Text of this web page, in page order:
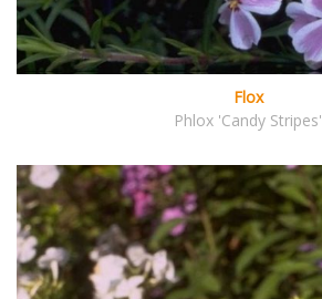
Flox
Phlox 'Candy Stripes'